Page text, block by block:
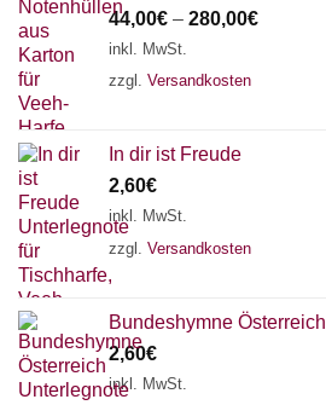
44,00€ – 280,00€
inkl. MwSt.
zzgl. Versandkosten
In dir ist Freude
2,60€
inkl. MwSt.
zzgl. Versandkosten
Bundeshymne Österreich
2,60€
inkl. MwSt.